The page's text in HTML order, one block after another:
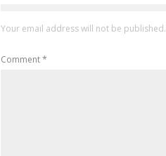
Your email address will not be published.
Comment*